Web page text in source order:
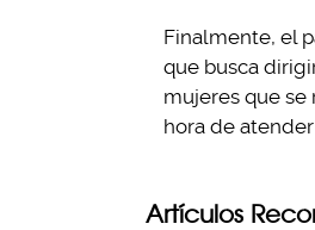
Finalmente, el
que busca
mujeres que se
hora de
Artículos